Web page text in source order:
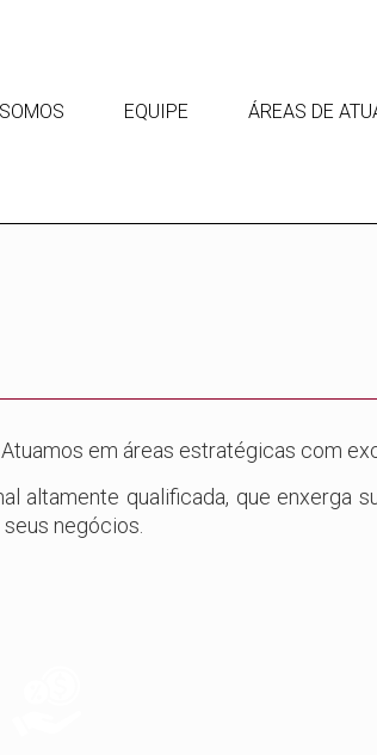
EQUIPE ÁREAS DE
em áreas estratégicas com
altamente qualificada, que enxerga
negócios.